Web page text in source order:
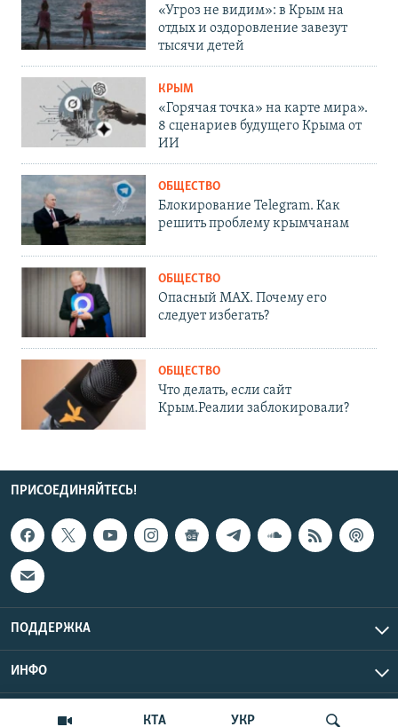
КТА УКР
«Угроз не видим»: в Крым на
отдых и оздоровление завезут
тысячи детей
КРЫМ
«Горячая точка» на карте мира».
8 сценариев будущего Крыма от
ИИ
ОБЩЕСТВО
Блокирование Telegram. Как
решить проблему крымчанам
ОБЩЕСТВО
Опасный MAX. Почему его
следует избегать?
ОБЩЕСТВО
Что делать, если сайт
Крым.Реалии заблокировали?
ПРИСОЕДИНЯЙТЕСЬ!
ПОДДЕРЖКА
ИНФО
Copyright Крым.Реалии, 2026 | Все права защищены.
UTC+3